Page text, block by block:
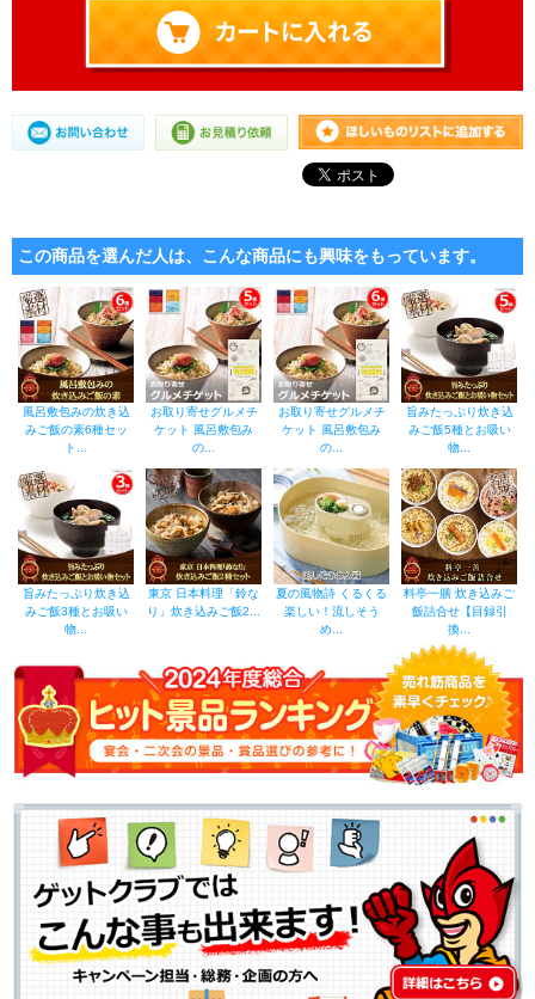
この商品を選んだ人は、こんな商品にも興味をもっています。
風呂敷包みの炊き込
みご飯の素6種セッ
ト...
お取り寄せグルメチ
ケット 風呂敷包み
の...
お取り寄せグルメチ
ケット 風呂敷包み
の...
旨みたっぷり炊き込
みご飯5種とお吸い
物...
旨みたっぷり炊き込
みご飯3種とお吸い
物...
東京 日本料理「鈴な
り」炊き込みご飯2...
夏の風物詩 くるくる
楽しい！流しそう
め...
料亭一膳 炊き込みご
飯詰合せ【目録引
換...